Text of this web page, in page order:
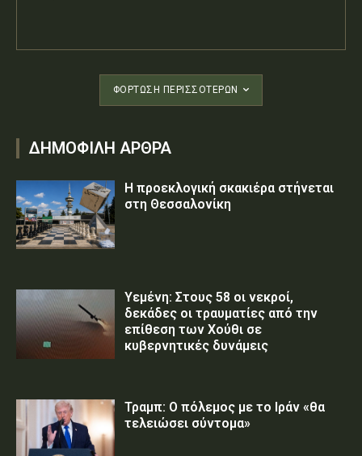
ΦΌΡΤΩΣΗ ΠΕΡΙΣΣΟΤΈΡΩΝ
ΔΗΜΟΦΙΛΗ ΑΡΘΡΑ
Η προεκλογική σκακιέρα στήνεται
στη Θεσσαλονίκη
Υεμένη: Στους 58 οι νεκροί,
δεκάδες οι τραυματίες από την
επίθεση των Χούθι σε
κυβερνητικές δυνάμεις
Τραμπ: Ο πόλεμος με το Ιράν «θα
τελειώσει σύντομα»